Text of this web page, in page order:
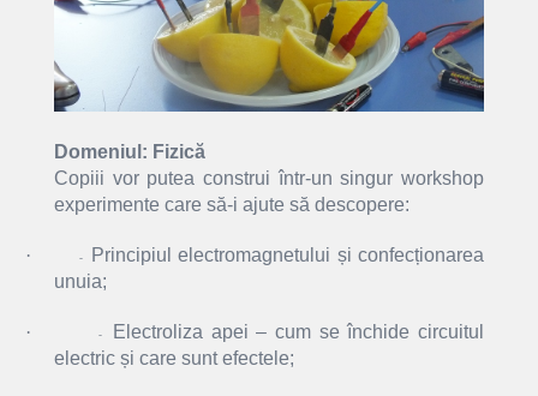
Domeniul: Fizică
Copiii vor putea construi într-un singur workshop
experimente care să-i ajute să descopere:
· -
Principiul electromagnetului și confecționarea
unuia;
· -
Electroliza apei – cum se închide circuitul
electric și care sunt efectele;